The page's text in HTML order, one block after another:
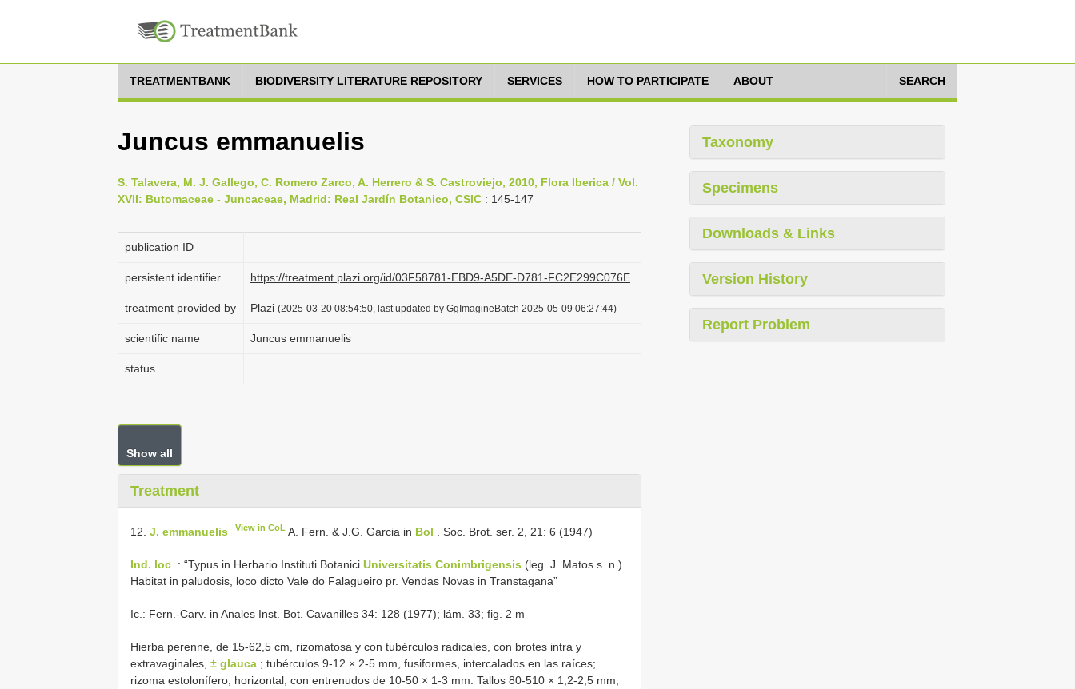
TREATMENTBANK BIODIVERSITY LITERATURE REPOSITORY SERVICES HOW TO PARTICIPATE ABOUT SEARCH
Juncus emmanuelis
S. Talavera, M. J. Gallego, C. Romero Zarco, A. Herrero & S. Castroviejo, 2010, Flora Iberica / Vol.
XVII: Butomaceae - Juncaceae, Madrid: Real Jardín Botanico, CSIC : 145-147
publication ID
persistent identifier https://treatment.plazi.org/id/03F58781-EBD9-A5DE-D781-FC2E299C076E
treatment provided by Plazi (2025-03-20 08:54:50, last updated by GgImagineBatch 2025-05-09 06:27:44)
scientific name Juncus emmanuelis
status
Show all
Treatment
12. J. emmanuelis View in CoL A. Fern. & J.G. Garcia in Bol . Soc. Brot. ser. 2, 21: 6 (1947)
Ind. loc .: “Typus in Herbario Instituti Botanici Universitatis Conimbrigensis (leg. J. Matos s. n.).
Habitat in paludosis, loco dicto Vale do Falagueiro pr. Vendas Novas in Transtagana”
Ic.: Fern.-Carv. in Anales Inst. Bot. Cavanilles 34: 128 (1977); lám. 33; fig. 2 m
Hierba perenne, de 15-62,5 cm, rizomatosa y con tubérculos radicales, con brotes intra y
extravaginales, ± glauca ; tubérculos 9-12 × 2-5 mm, fusiformes, intercalados en las raíces;
rizoma estolonífero, horizontal, con entrenudos de 10-50 × 1-3 mm. Tallos 80-510 × 1,2-2,5 mm,
Taxonomy
Specimens
Downloads & Links
Version History
Report Problem